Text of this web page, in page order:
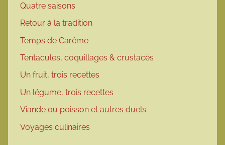
Quatre saisons
Retour à la tradition
Temps de Carême
Tentacules, coquillages & crustacés
Un fruit, trois recettes
Un légume, trois recettes
Viande ou poisson et autres duels
Voyages culinaires